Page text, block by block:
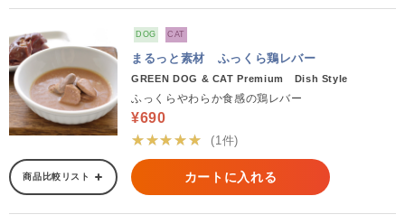
DOG CAT
まるっと素材 ふっくら鶏レバー
GREEN DOG & CAT Premium Dish Style
ふっくらやわらか食感の鶏レバー
¥690
★★★★★
(1件)
商品比較リスト カートに入れる